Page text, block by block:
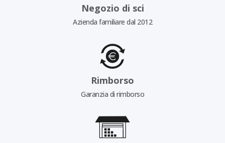
Negozio di sci
Azienda familiare dal 2012
Rimborso
Garanzia di rimborso